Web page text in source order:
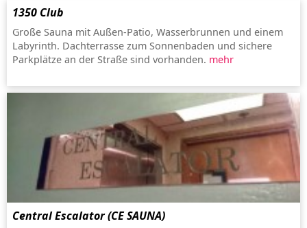
1350 Club
Große Sauna mit Außen-Patio, Wasserbrunnen und einem
Labyrinth. Dachterrasse zum Sonnenbaden und sichere
Parkplätze an der Straße sind vorhanden. mehr
Central Escalator (CE SAUNA)